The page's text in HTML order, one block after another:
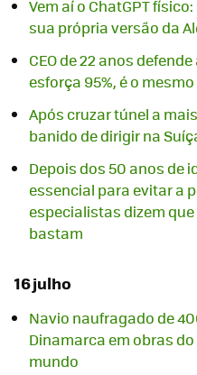
Vem aí o ChatGPT
sua própria versão da
CEO de 22 anos
esforça 95%, é o
Após cruzar túnel a
banido de dirigir na
Depois dos 50 anos de
essencial para evitar a
especialistas dizem
bastam
16 julho
Navio naufragado de
Dinamarca em obras
mundo